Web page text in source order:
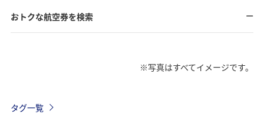
おトクな航空券を検索
※写真はすべてイメージです。
タグ一覧